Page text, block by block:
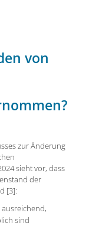
von
zur Änderung
sieht vor, dass
der
[3]:
sind